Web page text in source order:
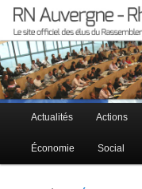
RN
Le site officiel des élus
Menu principal
Aller au contenu
Aller au contenu
Actualités Actions
Économie Social